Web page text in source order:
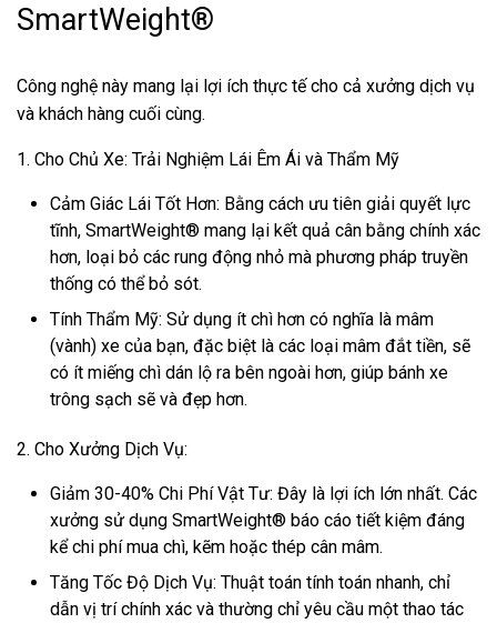
SmartWeight®
Công nghệ này mang lại lợi ích thực tế cho cả xưởng dịch vụ
và khách hàng cuối cùng.
1. Cho Chủ Xe: Trải Nghiệm Lái Êm Ái và Thẩm Mỹ
Cảm Giác Lái Tốt Hơn: Bằng cách ưu tiên giải quyết lực
tĩnh, SmartWeight® mang lại kết quả cân bằng chính xác
hơn, loại bỏ các rung động nhỏ mà phương pháp truyền
thống có thể bỏ sót.
Tính Thẩm Mỹ: Sử dụng ít chì hơn có nghĩa là mâm
(vành) xe của bạn, đặc biệt là các loại mâm đắt tiền, sẽ
có ít miếng chì dán lộ ra bên ngoài hơn, giúp bánh xe
trông sạch sẽ và đẹp hơn.
2. Cho Xưởng Dịch Vụ:
Giảm 30-40% Chi Phí Vật Tư: Đây là lợi ích lớn nhất. Các
xưởng sử dụng SmartWeight® báo cáo tiết kiệm đáng
kể chi phí mua chì, kẽm hoặc thép cân mâm.
Tăng Tốc Độ Dịch Vụ: Thuật toán tính toán nhanh, chỉ
dẫn vị trí chính xác và thường chỉ yêu cầu một thao tác